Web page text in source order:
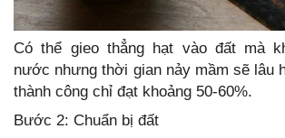
Có thể gieo thẳng hạt vào đất mà
nước nhưng thời gian nảy mầm sẽ lâu
thành công chỉ đạt khoảng 50-60%.
Bước 2: Chuẩn bị đất